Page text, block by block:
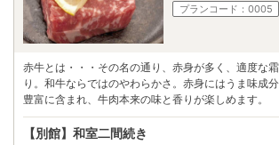
プランコード： 0005
赤牛とは・・・その名の通り、赤身が多く、適度な
り。和牛ならではのやわらかさ。赤身にはうま味成
豊富に含まれ、牛肉本来の味と香りが楽しめます。
【別館】和室二間続き